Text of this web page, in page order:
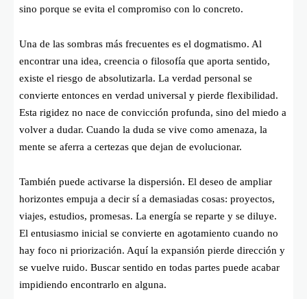
sino porque se evita el compromiso con lo concreto.
Una de las sombras más frecuentes es el dogmatismo. Al
encontrar una idea, creencia o filosofía que aporta sentido,
existe el riesgo de absolutizarla. La verdad personal se
convierte entonces en verdad universal y pierde flexibilidad.
Esta rigidez no nace de convicción profunda, sino del miedo a
volver a dudar. Cuando la duda se vive como amenaza, la
mente se aferra a certezas que dejan de evolucionar.
También puede activarse la dispersión. El deseo de ampliar
horizontes empuja a decir sí a demasiadas cosas: proyectos,
viajes, estudios, promesas. La energía se reparte y se diluye.
El entusiasmo inicial se convierte en agotamiento cuando no
hay foco ni priorización. Aquí la expansión pierde dirección y
se vuelve ruido. Buscar sentido en todas partes puede acabar
impidiendo encontrarlo en alguna.